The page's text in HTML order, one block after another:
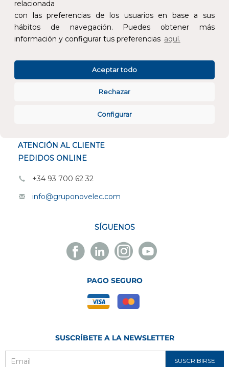
relacionada
con las preferencias de los usuarios en base a sus
hábitos de navegación. Puedes obtener más
información y configurar tus preferencias aquí.
Configurar
Rechazar
Aceptar todo
Atención al cliente
ATENCIÓN AL CLIENTE
PEDIDOS ONLINE
+34 93 700 62 32
info@gruponovelec.com
SÍGUENOS
Facebook
Novelec
Linkedin
Novelec
Instagram
Novelec
Youtube
Novelec
PAGO SEGURO
SUSCRÍBETE A LA NEWSLETTER
SUSCRIBIRSE